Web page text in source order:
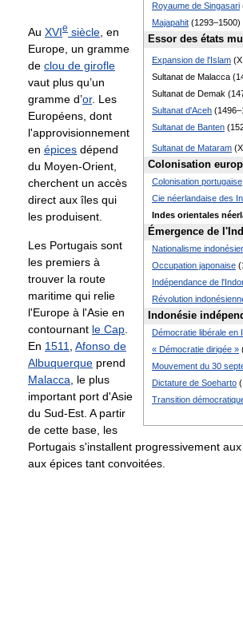
Royaume de Singasari
Majapahit (1293–1500)
Essor des états
Expansion de l'Islam (
Sultanat de Malacca
Sultanat de Demak
Sultanat d'Aceh
Sultanat de Banten
Sultanat de Mataram (
Colonisation
Colonisation portugaise
Cie néerlandaise des
Indes orientales
Émergence de
Nationalisme
Occupation japonaise
Indépendance de
Révolution
Indonésie
Démocratie libérale en
« Démocratie dirigée »
Mouvement du 30
Dictature de Soeharto
Transition
Au XVIe siècle , en
Europe, un gramme
de clou de girofle
vaut plus qu’un
gramme d’or. Les
Européens, dont
l'approvisionnement
en épices dépend
du Moyen-Orient,
cherchent un accès
direct aux îles qui
les produisent.
Les Portugais sont
les premiers à
trouver la route
maritime qui relie
l'Europe à l'Asie en
contournant le Cap
En 1511
Afonso de
Albuquerque prend
Malacca , le plus
important port d'Asie
du Sud-Est. A partir
de cette base, les
Portugais s'installent progressivement aux
aux épices tant convoitées.